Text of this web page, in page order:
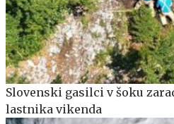
Slovenski gasilci v šoku
lastnika vikenda